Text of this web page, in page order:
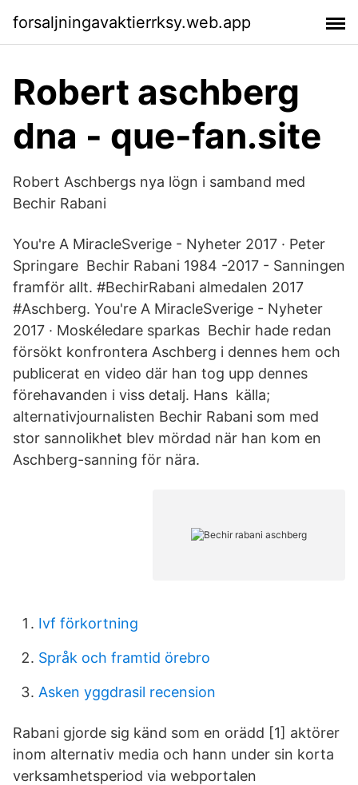
forsaljningavaktierrksy.web.app
Robert aschberg
dna - que-fan.site
Robert Aschbergs nya lögn i samband med
Bechir Rabani
You're A MiracleSverige - Nyheter 2017 · Peter
Springare Bechir Rabani 1984 -2017 - Sanningen
framför allt. #BechirRabani almedalen 2017
#Aschberg. You're A MiracleSverige - Nyheter
2017 · Moskéledare sparkas Bechir hade redan
försökt konfrontera Aschberg i dennes hem och
publicerat en video där han tog upp dennes
förehavanden i viss detalj. Hans källa;
alternativjournalisten Bechir Rabani som med
stor sannolikhet blev mördad när han kom en
Aschberg-sanning för nära.
Ivf förkortning
Språk och framtid örebro
Asken yggdrasil recension
Rabani gjorde sig känd som en orädd [1] aktörer
inom alternativ media och hann under sin korta
verksamhetsperiod via webportalen